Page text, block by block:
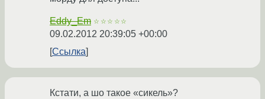
Eddy_Em ☆☆☆☆☆
09.02.2012 20:39:05 +00:00
Ссылка
Кстати, а шо такое «сикель»?